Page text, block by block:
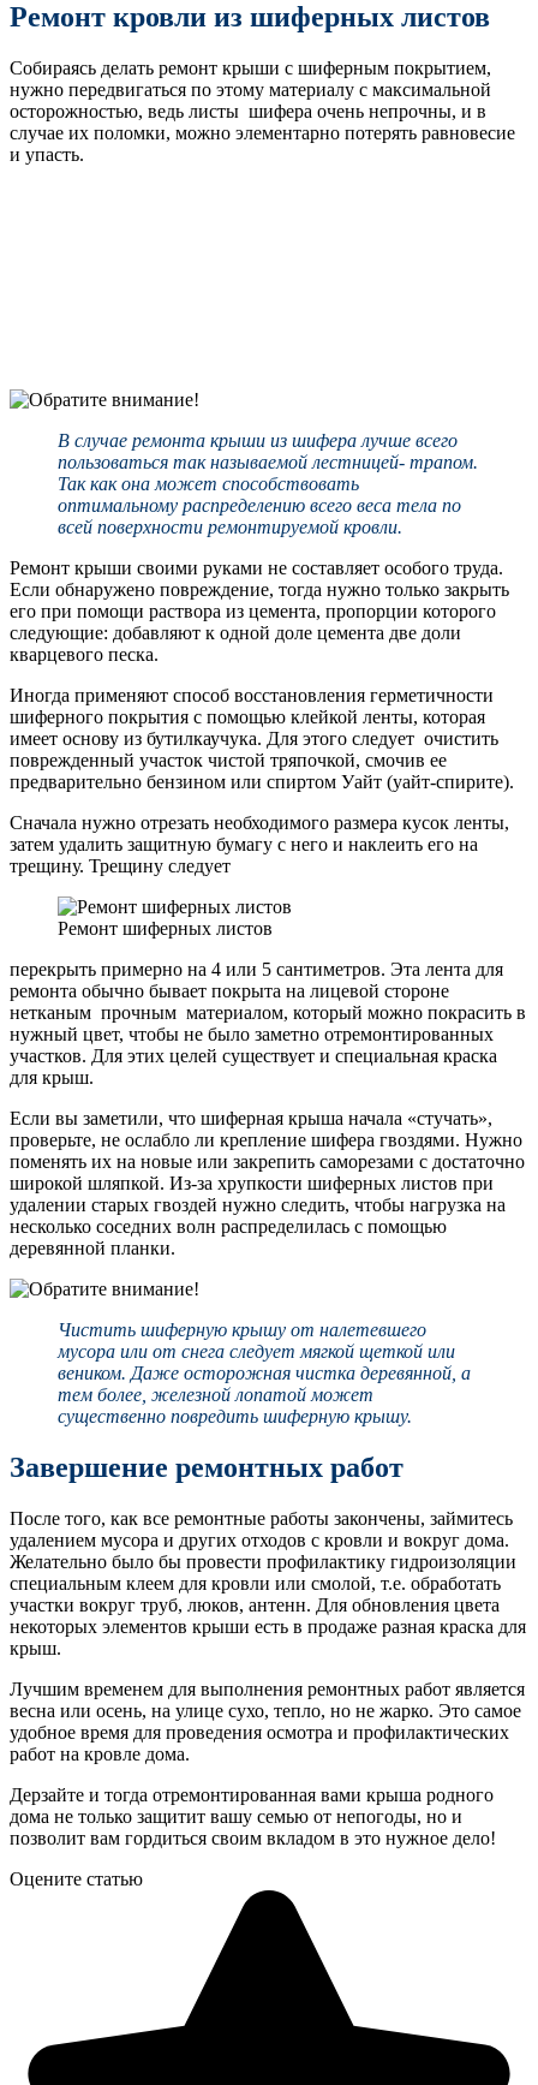
Ремонт кровли из шиферных листов
Собираясь делать ремонт крыши с шиферным покрытием,
нужно передвигаться по этому материалу с максимальной
осторожностью, ведь листы шифера очень непрочны, и в
случае их поломки, можно элементарно потерять равновесие
и упасть.
В случае ремонта крыши из шифера лучше всего
пользоваться так называемой лестницей- трапом.
Так как она может способствовать
оптимальному распределению всего веса тела по
всей поверхности ремонтируемой кровли.
Ремонт крыши своими руками не составляет особого труда.
Если обнаружено повреждение, тогда нужно только закрыть
его при помощи раствора из цемента, пропорции которого
следующие: добавляют к одной доле цемента две доли
кварцевого песка.
Иногда применяют способ восстановления герметичности
шиферного покрытия с помощью клейкой ленты, которая
имеет основу из бутилкаучука. Для этого следует очистить
поврежденный участок чистой тряпочкой, смочив ее
предварительно бензином или спиртом Уайт (уайт-спирите).
Сначала нужно отрезать необходимого размера кусок ленты,
затем удалить защитную бумагу с него и наклеить его на
трещину. Трещину следует
Ремонт шиферных листов
перекрыть примерно на 4 или 5 сантиметров. Эта лента для
ремонта обычно бывает покрыта на лицевой стороне
нетканым прочным материалом, который можно покрасить в
нужный цвет, чтобы не было заметно отремонтированных
участков. Для этих целей существует и специальная краска
для крыш.
Если вы заметили, что шиферная крыша начала «стучать»,
проверьте, не ослабло ли крепление шифера гвоздями. Нужно
поменять их на новые или закрепить саморезами с достаточно
широкой шляпкой. Из-за хрупкости шиферных листов при
удалении старых гвоздей нужно следить, чтобы нагрузка на
несколько соседних волн распределилась с помощью
деревянной планки.
Чистить шиферную крышу от налетевшего
мусора или от снега следует мягкой щеткой или
веником. Даже осторожная чистка деревянной, а
тем более, железной лопатой может
существенно повредить шиферную крышу.
Завершение ремонтных работ
После того, как все ремонтные работы закончены, займитесь
удалением мусора и других отходов с кровли и вокруг дома.
Желательно было бы провести профилактику гидроизоляции
специальным клеем для кровли или смолой, т.е. обработать
участки вокруг труб, люков, антенн. Для обновления цвета
некоторых элементов крыши есть в продаже разная краска для
крыш.
Лучшим временем для выполнения ремонтных работ является
весна или осень, на улице сухо, тепло, но не жарко. Это самое
удобное время для проведения осмотра и профилактических
работ на кровле дома.
Дерзайте и тогда отремонтированная вами крыша родного
дома не только защитит вашу семью от непогоды, но и
позволит вам гордиться своим вкладом в это нужное дело!
Оцените статью